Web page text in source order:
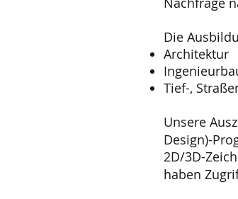
Die
Architektur
Tief-,
Unsere
Design)-
2D/3D-
haben